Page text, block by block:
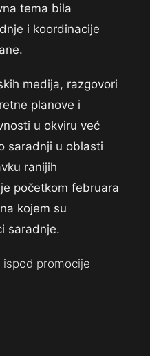
tema bila
i koordinacije
medija, razgovori
planove i
u okviru već
saradnji u oblasti
ranijih
početkom februara
kojem su
saradnje.
promocije